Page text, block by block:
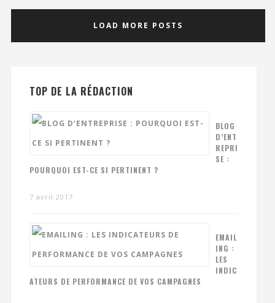
LOAD MORE POSTS
TOP DE LA RÉDACTION
BLOG
D’ENT
REPRI
SE :
POURQUOI EST-CE SI PERTINENT ?
7 avril 2017
EMAIL
ING :
LES
INDIC
ATEURS DE PERFORMANCE DE VOS CAMPAGNES